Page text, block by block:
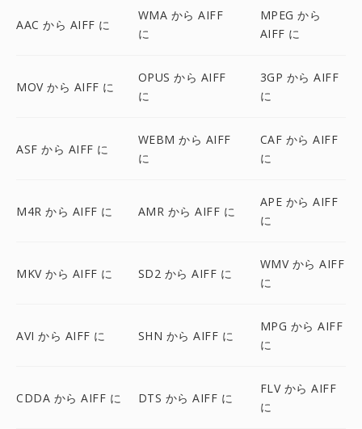
AAC から AIFF に
WMA から AIFF
に
MPEG から
AIFF に
MOV から AIFF に
OPUS から AIFF
に
3GP から AIFF
に
ASF から AIFF に
WEBM から AIFF
に
CAF から AIFF
に
M4R から AIFF に AMR から AIFF に
APE から AIFF
に
MKV から AIFF に SD2 から AIFF に
WMV から AIFF
に
AVI から AIFF に SHN から AIFF に
MPG から AIFF
に
CDDA から AIFF に DTS から AIFF に
FLV から AIFF
に